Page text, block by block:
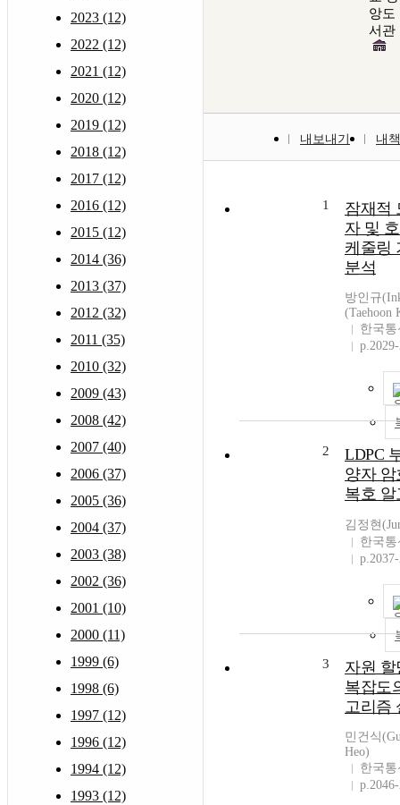
2023 (12)
2022 (12)
2021 (12)
2020 (12)
2019 (12)
2018 (12)
2017 (12)
2016 (12)
2015 (12)
2014 (36)
2013 (37)
2012 (32)
2011 (35)
2010 (32)
2009 (43)
2008 (42)
2007 (40)
2006 (37)
2005 (36)
2004 (37)
2003 (38)
2002 (36)
2001 (10)
2000 (11)
1999 (6)
1998 (6)
1997 (12)
1996 (12)
1994 (12)
1993 (12)
앙도
서관
내보내기 내
1
잠재적
자 및
케줄링
분석
방인규
(Taehoon
한국
2
LDPC
양자
복호 알
김정현
한국
3
자원
복잡도
고리즘
민건식
Heo)
한국